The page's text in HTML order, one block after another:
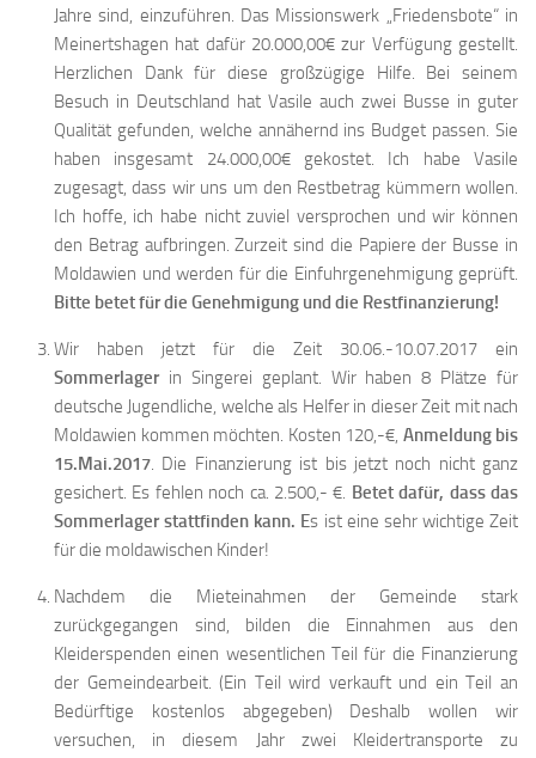
Jahre sind, einzuführen. Das Missionswerk „Friedensbote“ in
Meinertshagen hat dafür 20.000,00€ zur Verfügung gestellt.
Herzlichen Dank für diese großzügige Hilfe. Bei seinem
Besuch in Deutschland hat Vasile auch zwei Busse in guter
Qualität gefunden, welche annähernd ins Budget passen. Sie
haben insgesamt 24.000,00€ gekostet. Ich habe Vasile
zugesagt, dass wir uns um den Restbetrag kümmern wollen.
Ich hoffe, ich habe nicht zuviel versprochen und wir können
den Betrag aufbringen. Zurzeit sind die Papiere der Busse in
Moldawien und werden für die Einfuhrgenehmigung geprüft.
Bitte betet für die Genehmigung und die Restfinanzierung!
Wir haben jetzt für die Zeit 30.06.-10.07.2017 ein
Sommerlager in Singerei geplant. Wir haben 8 Plätze für
deutsche Jugendliche, welche als Helfer in dieser Zeit mit nach
Moldawien kommen möchten. Kosten 120,-€, Anmeldung bis
15.Mai.2017. Die Finanzierung ist bis jetzt noch nicht ganz
gesichert. Es fehlen noch ca. 2.500,- €. Betet dafür, dass das
Sommerlager stattfinden kann. Es ist eine sehr wichtige Zeit
für die moldawischen Kinder!
Nachdem die Mieteinahmen der Gemeinde stark
zurückgegangen sind, bilden die Einnahmen aus den
Kleiderspenden einen wesentlichen Teil für die Finanzierung
der Gemeindearbeit. (Ein Teil wird verkauft und ein Teil an
Bedürftige kostenlos abgegeben) Deshalb wollen wir
versuchen, in diesem Jahr zwei Kleidertransporte zu